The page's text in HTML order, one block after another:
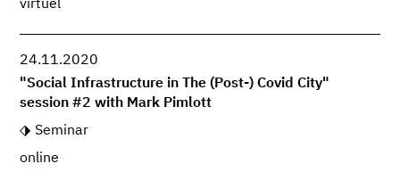
virtuel
24.11.2020
"Social Infrastructure in The (Post-) Covid City"
session #2 with Mark Pimlott
Seminar
online